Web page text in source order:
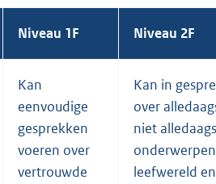
Niveau 1F Niveau 2F
Kan
eenvoudige
gesprekken
voeren over
vertrouwde
Kan in
over
niet
leefwereld en